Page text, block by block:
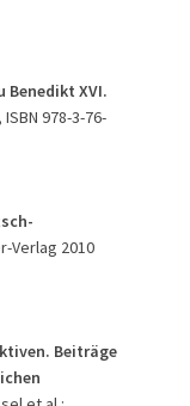
XVI.
978-3-76-
Verlag 2010
Beiträge